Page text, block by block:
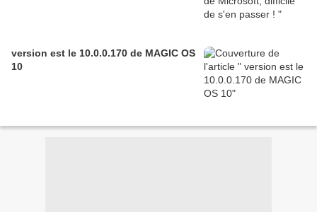
version est le 10.0.0.170 de MAGIC OS
10